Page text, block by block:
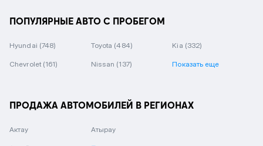
ПОПУЛЯРНЫЕ АВТО С ПРОБЕГОМ
Hyundai (748) Toyota (484) Kia (332)
Chevrolet (161) Nissan (137) Показать еще
ПРОДАЖА АВТОМОБИЛЕЙ В РЕГИОНАХ
Актау Атырау